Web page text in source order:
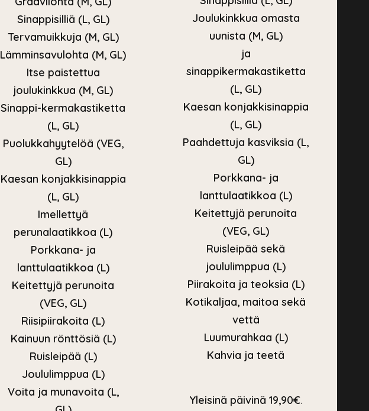
Sinappisilliä (L, GL)
Tervamuikkuja (M, GL)
Lämminsavulohta (M, GL)
Itse paistettua
joulukinkkua (M, GL)
Sinappi-kermakastiketta
(L, GL)
Puolukkahyytelöä (VEG,
GL)
Kaesan konjakkisinappia
(L, GL)
Imellettyä
perunalaatikkoa (L)
Porkkana- ja
lanttulaatikkoa (L)
Keitettyjä perunoita
(VEG, GL)
Riisipiirakoita (L)
Kainuun rönttösiä (L)
Ruisleipää (L)
Joululimppua (L)
Voita ja munavoita (L,
Joulukinkkua omasta
uunista (M, GL)
ja
sinappikermakastiketta
(L, GL)
Kaesan konjakkisinappia
(L, GL)
Paahdettuja kasviksia (L,
GL)
Porkkana- ja
lanttulaatikkoa (L)
Keitettyjä perunoita
(VEG, GL)
Ruisleipää sekä
joululimppua (L)
Piirakoita ja teoksia (L)
Kotikaljaa, maitoa sekä
vettä
Luumurahkaa (L)
Kahvia ja teetä
Yleisinä päivinä 19,90€.